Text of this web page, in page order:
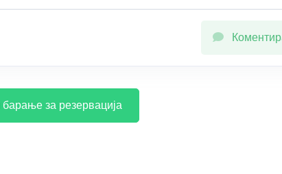
за резервација